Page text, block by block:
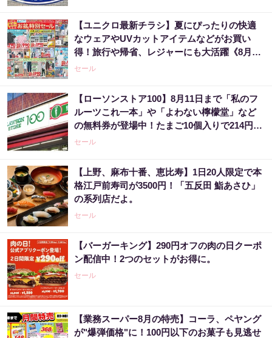
【ユニクロ最新チラシ】夏にぴったりの快適
なウェアやUVカットアイテムなどがお買い
得！旅行や帰省、レジャーにも大活躍《8月13
日まで》
セール
【ローソンストア100】8月11日まで「私のフ
ルーツこれ一本」や「よわない檸檬堂」など
の無料券が登場中！たまご10個入りで214円な
どのお得企画も見逃せない。
セール
【上野、麻布十番、恵比寿】1日20人限定で本
格江戸前寿司が3500円！「五反田 鮨あさひ」
の系列店だよ。
セール
【バーガーキング】290円オフの肉の日クーポ
ン配信中！2つのセットがお得に。
セール
【業務スーパー8月の特売】コーラ、ペヤング
が"爆弾価格"に！100円以下のお菓子も見逃せ